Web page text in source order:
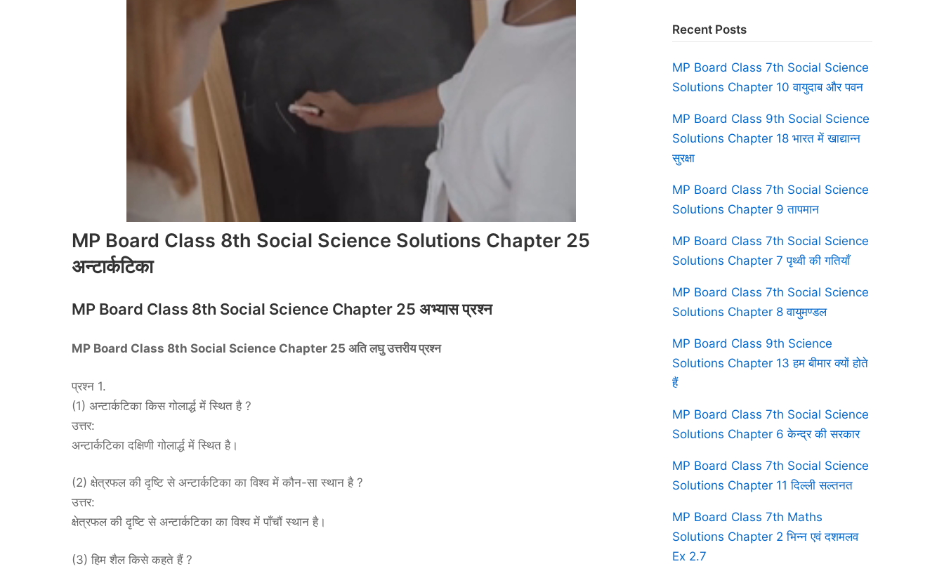
MP Board Class 8th Social Science Solutions Chapter 25
अन्टार्कटिका
MP Board Class 8th Social Science Chapter 25 अभ्यास प्रश्न
MP Board Class 8th Social Science Chapter 25 अति लघु उत्तरीय प्रश्न
प्रश्न 1.
(1) अन्टार्कटिका किस गोलार्द्ध में स्थित है ?
उत्तर:
अन्टार्कटिका दक्षिणी गोलार्द्ध में स्थित है।
(2) क्षेत्रफल की दृष्टि से अन्टार्कटिका का विश्व में कौन-सा स्थान है ?
उत्तर:
क्षेत्रफल की दृष्टि से अन्टार्कटिका का विश्व में पाँचौं स्थान है।
(3) हिम शैल किसे कहते हैं ?
Recent Posts
MP Board Class 7th Social Science
Solutions Chapter 10 वायुदाब और पवन
MP Board Class 9th Social Science
Solutions Chapter 18 भारत में खाद्यान्न
सुरक्षा
MP Board Class 7th Social Science
Solutions Chapter 9 तापमान
MP Board Class 7th Social Science
Solutions Chapter 7 पृथ्वी की गतियाँ
MP Board Class 7th Social Science
Solutions Chapter 8 वायुमण्डल
MP Board Class 9th Science
Solutions Chapter 13 हम बीमार क्यों होते
हैं
MP Board Class 7th Social Science
Solutions Chapter 6 केन्द्र की सरकार
MP Board Class 7th Social Science
Solutions Chapter 11 दिल्ली सल्तनत
MP Board Class 7th Maths
Solutions Chapter 2 भिन्न एवं दशमलव
Ex 2.7